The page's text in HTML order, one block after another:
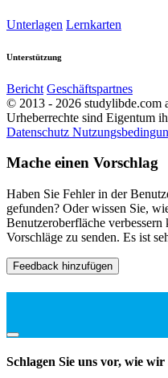
Unterlagen Lernkarten
Unterstützung
Bericht Geschäftspartnes
© 2013 - 2026 studylibde.com
Urheberrechte sind Eigentum
Datenschutz
Mache einen Vorschlag
Haben Sie Fehler in der
gefunden? Oder wissen Sie,
Benutzeroberfläche
Vorschläge zu senden. Es ist
Feedback hinzufügen
Schlagen Sie uns vor, wie